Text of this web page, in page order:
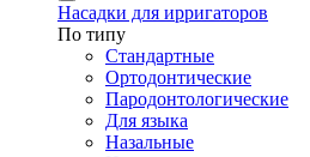
Насадки для ирригаторов
По типу
Стандартные
Ортодонтические
Пародонтологические
Для языка
Назальные